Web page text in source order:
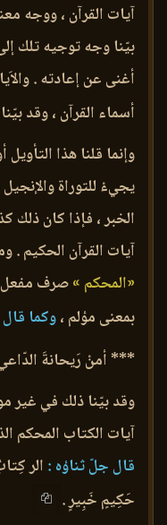
آيات القرآن ، ووجه
بيّنا وجه توجيه تلك
أغنى عن إعادته .
أسماء القرآن ، وقد
وإنما قلنا هذا
يجيءْ للتوراة
الخبر ، فإذا كان ذلك
آيات القرآن الحكيم .
«المحكم »صرف مفعل
بمعنى مؤلم ،وكما
*** أمنْ رَيحانةَ
وقد بيّنا ذلك في غير
آيات الكتاب المحكم
قال جلّ ثناؤه : الر
حَكِيمٍ خَبِيرٍ .